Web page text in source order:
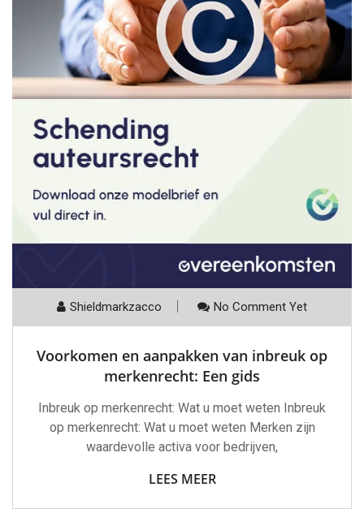
Shieldmarkzacco No Comment Yet
Voorkomen en aanpakken van inbreuk op
merkenrecht: Een gids
Inbreuk op merkenrecht: Wat u moet weten Inbreuk
op merkenrecht: Wat u moet weten Merken zijn
waardevolle activa voor bedrijven,
LEES MEER